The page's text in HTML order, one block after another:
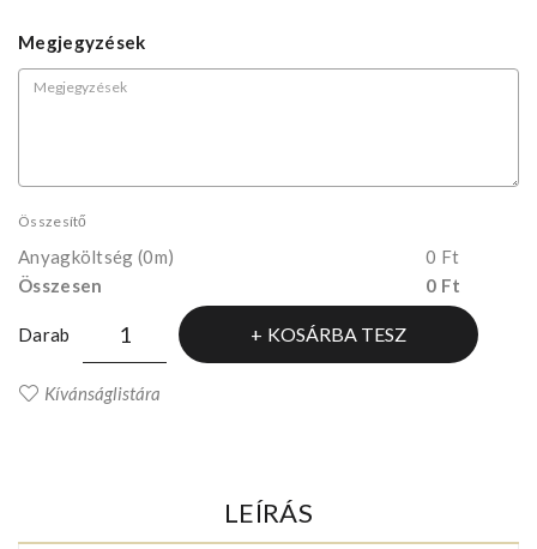
Megjegyzések
Összesítő
Anyagköltség (0m)
0 Ft
Összesen
0 Ft
Darab KOSÁRBA TESZ
Kívánságlistára
LEÍRÁS